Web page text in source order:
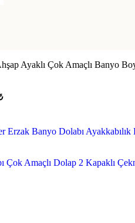
Ayaklı Çok Amaçlı Banyo
Erzak Banyo Dolabı